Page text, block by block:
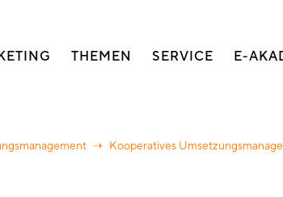
THEMEN SERVICE E-
Kooperatives